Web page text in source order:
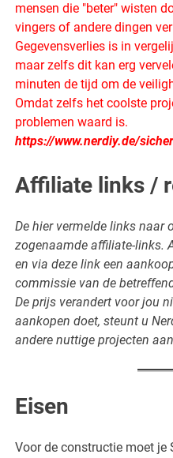
mensen die "beter" wisten
vingers of andere dingen
Gegevensverlies is in
maar zelfs dit kan erg
minuten de tijd om de
Omdat zelfs het coolste
problemen waard is.
https://www.nerdiy.de/
Affiliate links /
De hier vermelde links naar
zogenaamde affiliate-links.
en via deze link een
commissie van de
De prijs verandert voor jou
aankopen doet, steunt u
andere nuttige projecten
Eisen
Voor de constructie moet je